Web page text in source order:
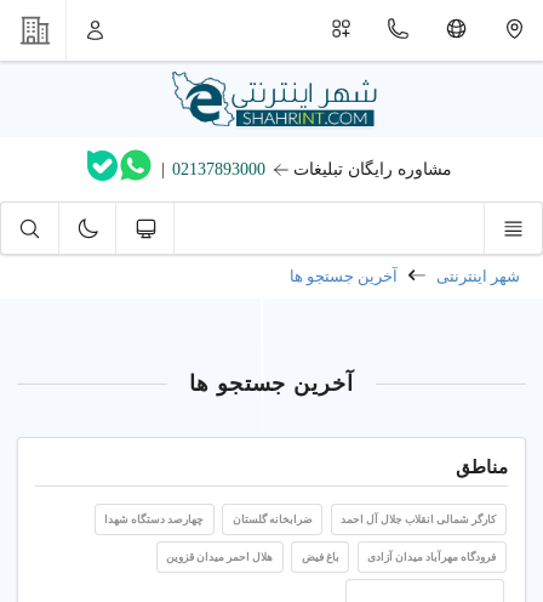
مشاوره رایگان تبلیغات 02137893000
|
شهر اینترنتی آخرین جستجو ها
آخرین جستجو ها
مناطق
کارگر شمالی انقلاب جلال آل احمد ضرابخانه گلستان چهارصد دستگاه شهدا
فرودگاه مهرآباد میدان آزادی باغ فیض هلال احمر میدان قزوین